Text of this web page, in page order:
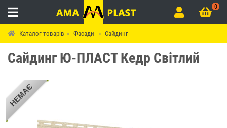
0
Каталог товарів Фасади Сайдинг
Сайдинг Ю-ПЛАСТ Кедр Світлий
НЕМАЄ